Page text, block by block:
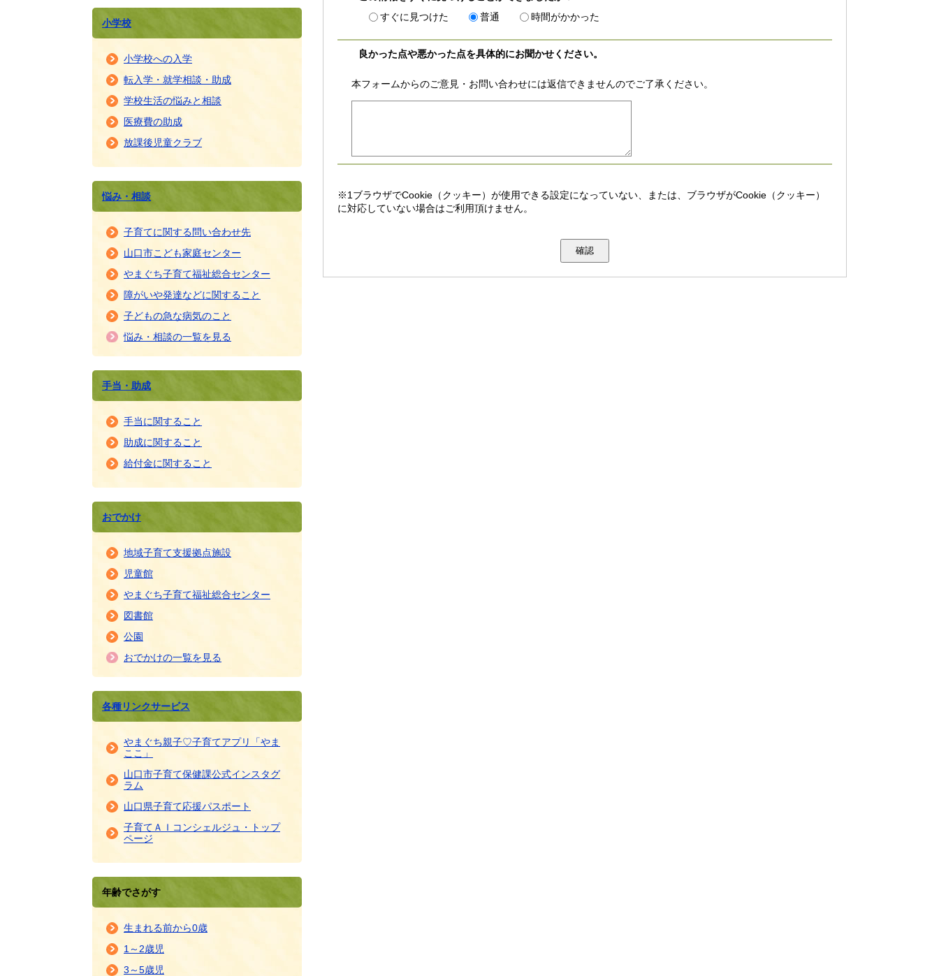
小学校
小学校への入学
転入学・就学相談・助成
学校生活の悩みと相談
医療費の助成
放課後児童クラブ
悩み・相談
子育てに関する問い合わせ先
山口市こども家庭センター
やまぐち子育て福祉総合センター
障がいや発達などに関すること
子どもの急な病気のこと
悩み・相談の一覧を見る
手当・助成
手当に関すること
助成に関すること
給付金に関すること
おでかけ
地域子育て支援拠点施設
児童館
やまぐち子育て福祉総合センター
図書館
公園
おでかけの一覧を見る
各種リンクサービス
やまぐち親子♡子育てアプリ「やま
ここ」
山口市子育て保健課公式インスタグ
ラム
山口県子育て応援パスポート
子育てＡＩコンシェルジュ・トップ
ページ
年齢でさがす
生まれる前から0歳
1～2歳児
3～5歳児
すぐに見つけた
普通 時間がかかった
良かった点や悪かった点を具体的にお聞かせください。
本フォームからのご意見・お問い合わせには返信できませんのでご了承ください。
※1ブラウザでCookie（クッキー）が使用できる設定になっていない、または、ブラウザがCookie（クッキー）
に対応していない場合はご利用頂けません。